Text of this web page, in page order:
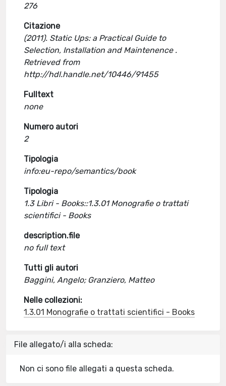
276
Citazione
(2011). Static Ups: a Practical Guide to
Selection, Installation and Maintenence .
Retrieved from
http://hdl.handle.net/10446/91455
Fulltext
none
Numero autori
2
Tipologia
info:eu-repo/semantics/book
Tipologia
1.3 Libri - Books::1.3.01 Monografie o trattati
scientifici - Books
description.file
no full text
Tutti gli autori
Baggini, Angelo; Granziero, Matteo
Nelle collezioni:
1.3.01 Monografie o trattati scientifici - Books
File allegato/i alla scheda:
Non ci sono file allegati a questa scheda.